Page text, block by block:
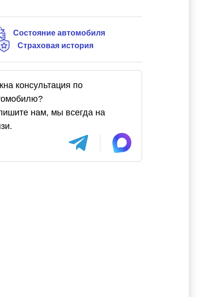
Состояние автомобиля
Страховая история
консультация по
нам, мы всегда на